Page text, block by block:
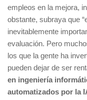
empleos en la mejora,
obstante, subraya que
inevitablemente
evaluación. Pero
los que la gente ha
pueden dejar de ser
en ingeniería
automatizados por la